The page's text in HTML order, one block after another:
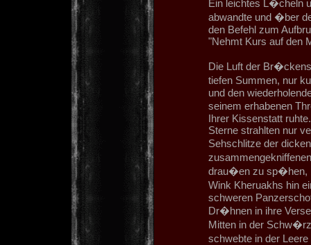
Ein leichtes L�cheln
abwandte und �ber
den Befehl zum
"Nehmt Kurs auf den
Die Luft der
tiefen Summen, nur
und den
seinem erhabenen
Ihrer Kissenstatt
Sterne strahlten nur
Sehschlitze der
drau�en zu sp�hen,
Wink Kheruakhs hin
schweren
Dr�hnen in ihre
Mitten in der
schwebte in der